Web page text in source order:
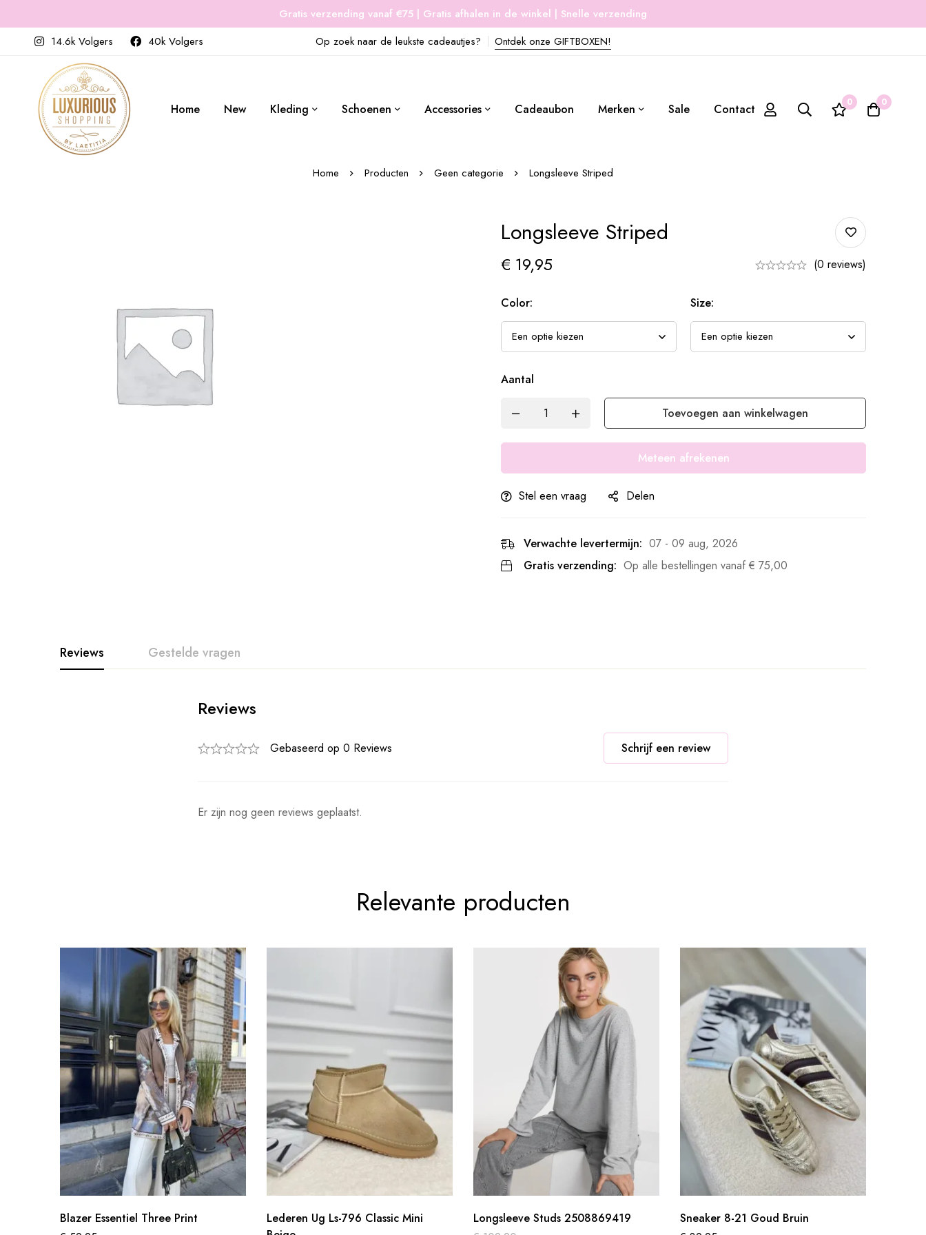
Gratis verzending vanaf €75 | Gratis afhalen in de winkel | Snelle verzending
14.6k Volgers
40k Volgers Op zoek naar de leukste cadeautjes? Ontdek onze GIFTBOXEN!
Home New Kleding Schoenen Accessories Cadeaubon Merken Sale Contact 0 0
Home Producten Geen categorie Longsleeve Striped
Longsleeve Striped
€ 19,95 (0 reviews)
Color: Size:
Aantal
Toevoegen aan winkelwagen
Meteen afrekenen
Stel een vraag Delen
Verwachte levertermijn: 07 - 09 aug, 2026
Gratis verzending: Op alle bestellingen vanaf € 75,00
Reviews Gestelde vragen
Reviews
Gebaseerd op 0 Reviews Schrijf een review
Er zijn nog geen reviews geplaatst.
Relevante producten
Blazer Essentiel Three Print
Lederen Ug Ls-796 Classic Mini
Longsleeve Studs 2508869419
Sneaker 8-21 Goud Bruin